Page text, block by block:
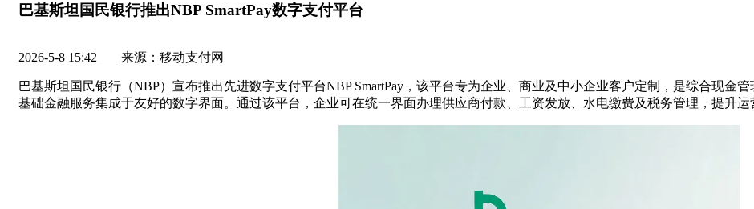
巴基斯坦国民银行推出NBP SmartPay数字支付平台
2026-5-8 15:42 来源：移动支付网
巴基斯坦国民银行（NBP）宣布推出先进数字支付平台NBP SmartPay，该平台专为企业、商业及中小企业客户定制，是综合现金
基础金融服务集成于友好的数字界面。通过该平台，企业可在统一界面办理供应商付款、工资发放、水电缴费及税务管理，提升运